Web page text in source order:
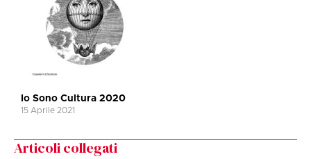
Io Sono Cultura 2020
15 Aprile 2021
Articoli collegati